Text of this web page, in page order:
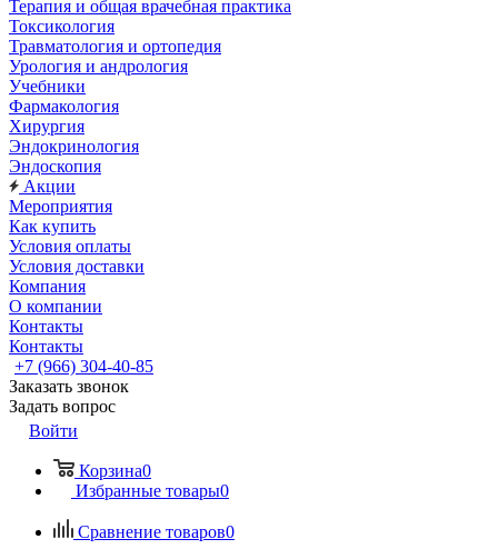
Терапия и общая врачебная практика
Токсикология
Травматология и ортопедия
Урология и андрология
Учебники
Фармакология
Хирургия
Эндокринология
Эндоскопия
Акции
Мероприятия
Как купить
Условия оплаты
Условия доставки
Компания
О компании
Контакты
Контакты
+7 (966) 304-40-85
Заказать звонок
Задать вопрос
Войти
Корзина0
Избранные товары0
Сравнение товаров0